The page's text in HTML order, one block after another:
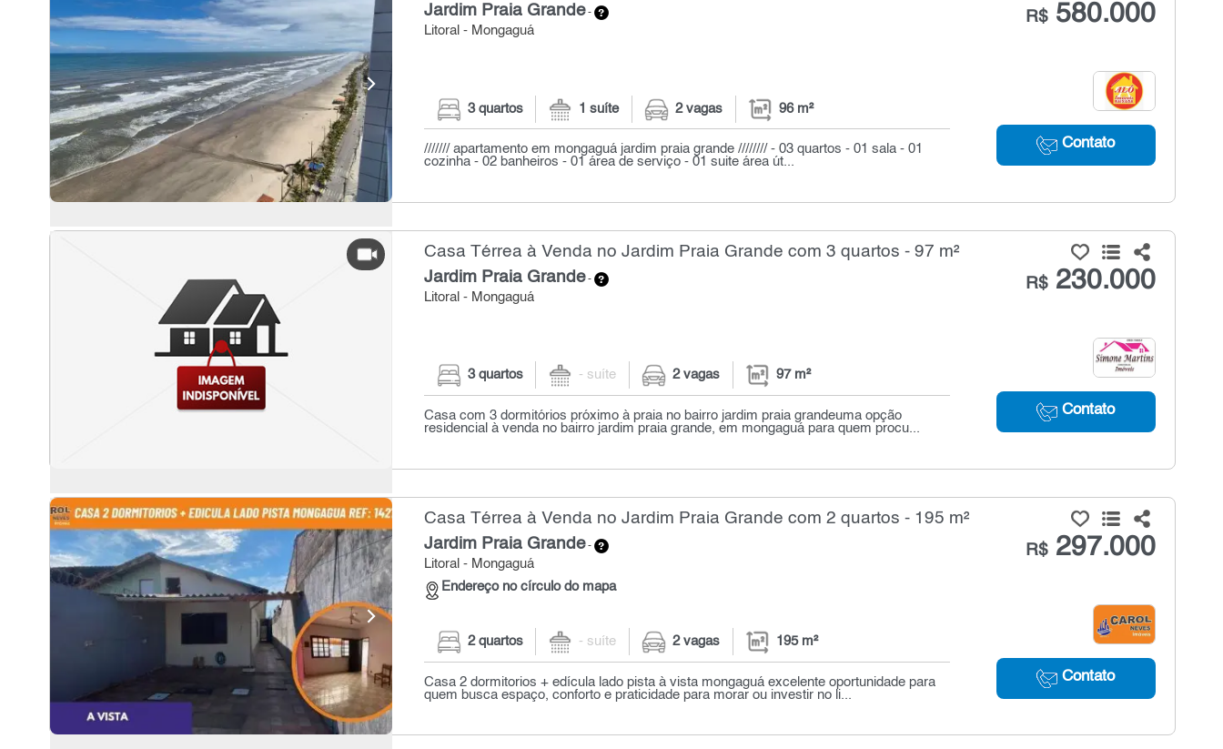
Jardim Praia Grande-
Litoral - Mongaguá
R$580.000
Contato
3 quartos 1 suíte 2 vagas 96 m²
/////// apartamento em mongaguá jardim praia grande //////// - 03 quartos - 01 sala - 01
cozinha - 02 banheiros - 01 área de serviço - 01 suite área út...
Casa Térrea à Venda no Jardim Praia Grande com 3 quartos - 97 m²
Jardim Praia Grande-
Litoral - Mongaguá
R$230.000
Contato
3 quartos - suíte 2 vagas 97 m²
Casa com 3 dormitórios próximo à praia no bairro jardim praia grandeuma opção
residencial à venda no bairro jardim praia grande, em mongaguá para quem procu...
Casa Térrea à Venda no Jardim Praia Grande com 2 quartos - 195 m²
Jardim Praia Grande-
Litoral - Mongaguá
Endereço no círculo do mapa
R$297.000
Contato
2 quartos - suíte 2 vagas 195 m²
Casa 2 dormitorios + edícula lado pista à vista mongaguá excelente oportunidade para
quem busca espaço, conforto e praticidade para morar ou investir no li...